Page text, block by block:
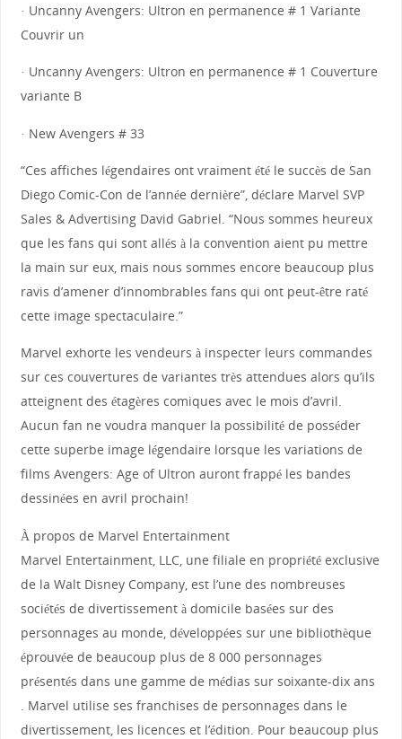
· Uncanny Avengers: Ultron en permanence # 1 Variante
Couvrir un
· Uncanny Avengers: Ultron en permanence # 1 Couverture
variante B
· New Avengers # 33
“Ces affiches légendaires ont vraiment été le succès de San
Diego Comic-Con de l’année dernière”, déclare Marvel SVP
Sales & Advertising David Gabriel. “Nous sommes heureux
que les fans qui sont allés à la convention aient pu mettre
la main sur eux, mais nous sommes encore beaucoup plus
ravis d’amener d’innombrables fans qui ont peut-être raté
cette image spectaculaire.”
Marvel exhorte les vendeurs à inspecter leurs commandes
sur ces couvertures de variantes très attendues alors qu’ils
atteignent des étagères comiques avec le mois d’avril.
Aucun fan ne voudra manquer la possibilité de posséder
cette superbe image légendaire lorsque les variations de
films Avengers: Age of Ultron auront frappé les bandes
dessinées en avril prochain!
À propos de Marvel Entertainment
Marvel Entertainment, LLC, une filiale en propriété exclusive
de la Walt Disney Company, est l’une des nombreuses
sociétés de divertissement à domicile basées sur des
personnages au monde, développées sur une bibliothèque
éprouvée de beaucoup plus de 8 000 personnages
présentés dans une gamme de médias sur soixante-dix ans
. Marvel utilise ses franchises de personnages dans le
divertissement, les licences et l’édition. Pour beaucoup plus